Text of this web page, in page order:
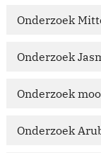
Onderzoek
Onderzoek
Onderzoek
Onderzoek